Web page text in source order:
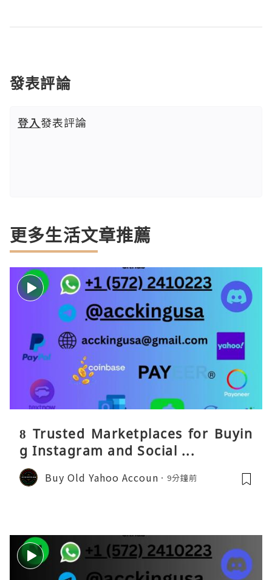
發表評論
登入發表評論
更多生活文章推薦
8 Trusted Marketplaces for Buyin
g Instagram and Social ...
Buy Old Yahoo Accoun 9分鐘前